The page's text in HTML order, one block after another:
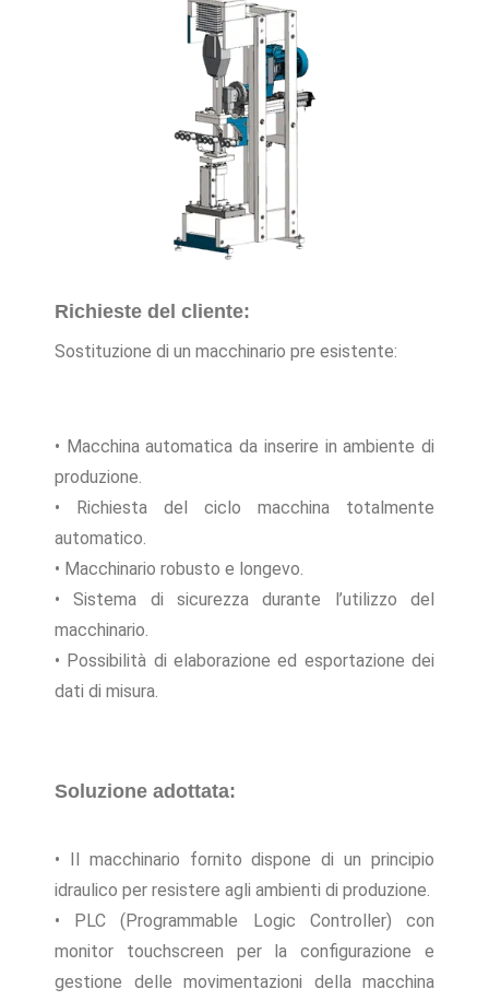
Richieste del cliente:
Sostituzione di un macchinario pre esistente:
• Macchina automatica da inserire in ambiente di
produzione.
• Richiesta del ciclo macchina totalmente
automatico.
• Macchinario robusto e longevo.
• Sistema di sicurezza durante l’utilizzo del
macchinario.
• Possibilità di elaborazione ed esportazione dei
dati di misura.
Soluzione adottata:
• Il macchinario fornito dispone di un principio
idraulico per resistere agli ambienti di produzione.
• PLC (Programmable Logic Controller) con
monitor touchscreen per la configurazione e
gestione delle movimentazioni della macchina